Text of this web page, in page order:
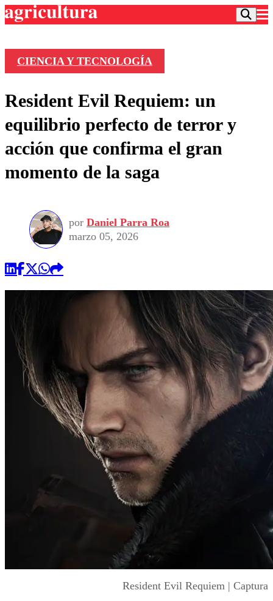
Frecuencias
Agricultura TV
Deportes
Colo Colo
Motor
Torneo Internacional
Torneo Nacional
Entretención
Noticias
Internacional
Nacional
Vida Social
Programas
Comercial
CIENCIA Y TECNOLOGÍA
Resident Evil Requiem: un
equilibrio perfecto de terror y
acción que confirma el gran
momento de la saga
por Daniel Parra Roa
marzo 05, 2026
Resident Evil Requiem | Captura